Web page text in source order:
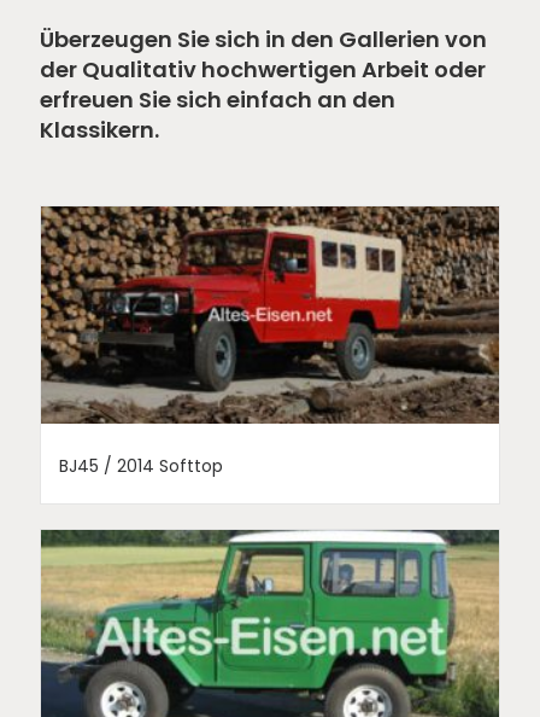
Überzeugen Sie sich in den Gallerien von
der Qualitativ hochwertigen Arbeit oder
erfreuen Sie sich einfach an den
Klassikern.
BJ45 / 2014 Softtop